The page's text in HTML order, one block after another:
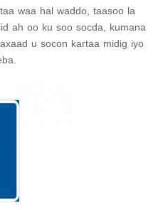
waa hal waddo, taasoo la
ah oo ku soo socda, kumana
u socon kartaa midig iyo